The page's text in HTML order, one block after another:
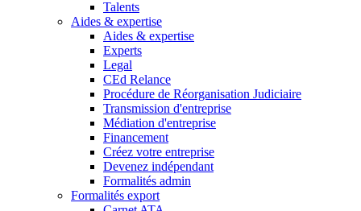
Talents
Aides & expertise
Aides & expertise
Experts
Legal
CEd Relance
Procédure de Réorganisation Judiciaire
Transmission d'entreprise
Médiation d'entreprise
Financement
Créez votre entreprise
Devenez indépendant
Formalités admin
Formalités export